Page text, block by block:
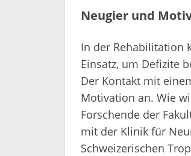
Neugier und
In der Rehabilitation
Einsatz, um Defizite
Der Kontakt mit
Motivation an. Wie
Forschende der
mit der Klinik für
Schweizerischen